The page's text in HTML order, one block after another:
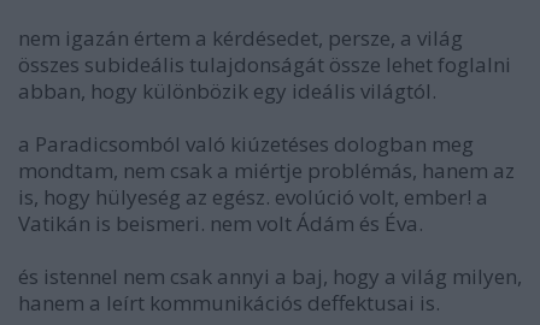
nem igazán értem a kérdésedet, persze, a világ
összes subideális tulajdonságát össze lehet foglalni
abban, hogy különbözik egy ideális világtól.
a Paradicsomból való kiúzetéses dologban meg
mondtam, nem csak a miértje problémás, hanem az
is, hogy hülyeség az egész. evolúció volt, ember! a
Vatikán is beismeri. nem volt Ádám és Éva.
és istennel nem csak annyi a baj, hogy a világ milyen,
hanem a leírt kommunikációs deffektusai is.